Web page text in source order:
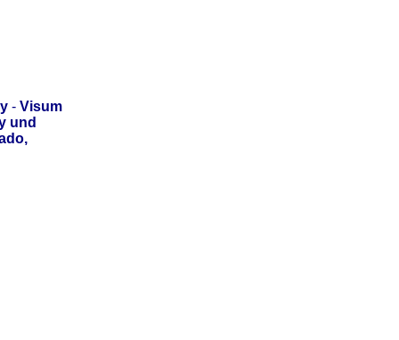
- Visum
und